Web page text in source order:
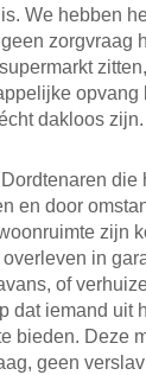
We hebben
zorgvraag
opvang
dakloos zijn.
die
en door
zijn
in
of
dat iemand uit
bieden. Deze
geen